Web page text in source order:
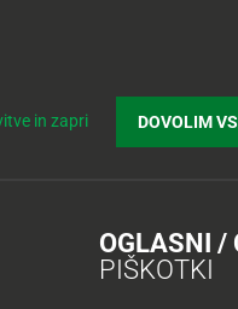
in zapri DOVOLIM
OGLASNI /
PIŠKOTKI
Iskanje
Povejte
nam